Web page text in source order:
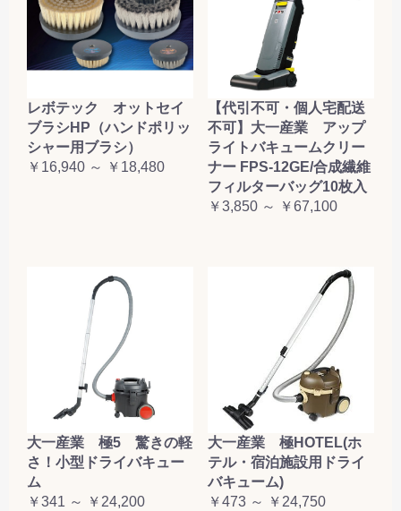
レボテック オットセイ
ブラシHP（ハンドポリッ
シャー用ブラシ）
￥16,940 ～ ￥18,480
【代引不可・個人宅配送
不可】大一産業 アップ
ライトバキュームクリー
ナー FPS-12GE/合成繊維
フィルターバッグ10枚入
￥3,850 ～ ￥67,100
大一産業 極5 驚きの軽
さ！小型ドライバキュー
ム
￥341 ～ ￥24,200
大一産業 極HOTEL(ホ
テル・宿泊施設用ドライ
バキューム)
￥473 ～ ￥24,750